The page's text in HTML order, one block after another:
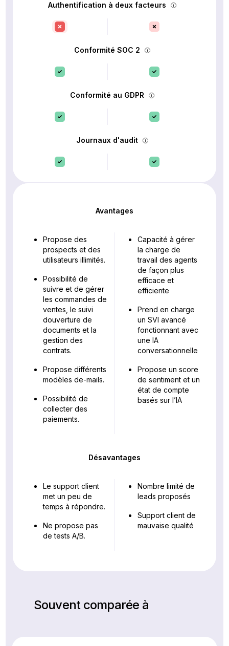
Authentification à deux facteurs
Conformité SOC 2
Conformité au GDPR
Journaux d'audit
Avantages
Propose des
prospects et des
utilisateurs illimités.
Possibilité de
suivre et de gérer
les commandes de
ventes, le suivi
douverture de
documents et la
gestion des
contrats.
Propose différents
modèles de-mails.
Possibilité de
collecter des
paiements.
Capacité à gérer
la charge de
travail des agents
de façon plus
efficace et
efficiente
Prend en charge
un SVI avancé
fonctionnant avec
une IA
conversationnelle
Propose un score
de sentiment et un
état de compte
basés sur l’IA
Désavantages
Le support client
met un peu de
temps à répondre.
Ne propose pas
de tests A/B.
Nombre limité de
leads proposés
Support client de
mauvaise qualité
Souvent comparée à